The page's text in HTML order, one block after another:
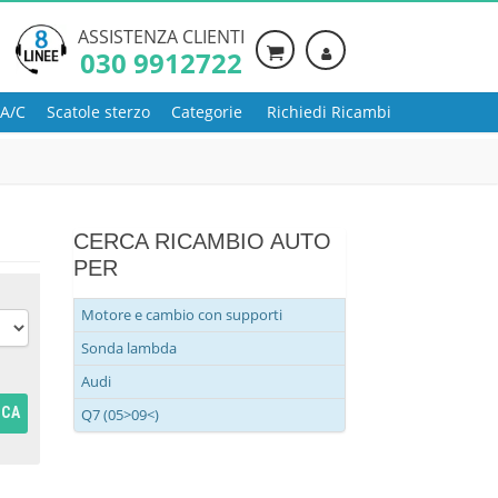
ASSISTENZA CLIENTI
030 9912722
C Scatole sterzo Categorie Richiedi Ricambi
CERCA RICAMBIO AUTO
PER
Motore e cambio con supporti
Sonda lambda
Audi
Q7 (05>09<)